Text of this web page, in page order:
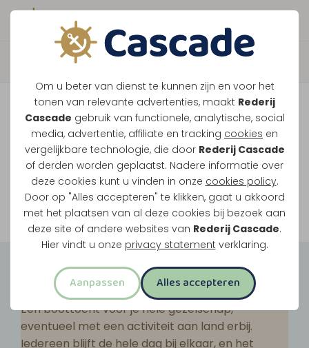
Om u beter van dienst te kunnen zijn en voor het
tonen van relevante advertenties, maakt Rederij
Cascade gebruik van functionele, analytische, social
media, advertentie, affiliate en tracking cookies en
vergelijkbare technologie, die door Rederij Cascade
of derden worden geplaatst. Nadere informatie over
deze cookies kunt u vinden in onze cookies policy.
Door op "Alles accepteren" te klikken, gaat u akkoord
met het plaatsen van al deze cookies bij bezoek aan
deze site of andere websites van Rederij Cascade.
Hier vindt u onze privacy statement verklaring.
Aanpassen Alles accepteren
Boek direct je vaart
Vaar je mee over de
Maasplassen?
Ondanks de lage waterstanden gaan
onze vaarten gewoon door.
Bekijk onze rondvaarten
Groepsuitjes
Een boottocht voor je hele gezelschap,
eventueel met een activiteit aan land erbij.
Iedereen blijft de hele dag bij elkaar, en het